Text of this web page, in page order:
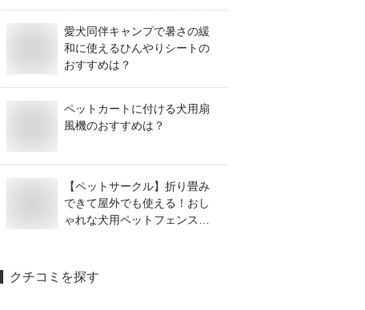
愛犬同伴キャンプで暑さの緩
和に使えるひんやりシートの
おすすめは？
ペットカートに付ける犬用扇
風機のおすすめは？
【ペットサークル】折り畳み
できて屋外でも使える！おし
ゃれな犬用ペットフェンス
クチコミを探す